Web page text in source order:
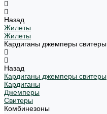
Назад
Жилеты
Жилеты
Кардиганы джемперы свитеры
Назад
Кардиганы джемперы свитеры
Кардиганы
Джемперы
Свитеры
Комбинезоны